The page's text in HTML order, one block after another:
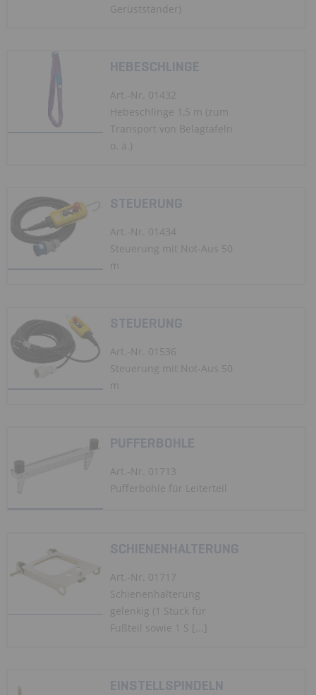
Gerüstständer)
HEBESCHLINGE
Art.-Nr. 01432
Hebeschlinge 1,5 m (zum
Transport von Belagtafeln
o. ä.)
STEUERUNG
Art.-Nr. 01434
Steuerung mit Not-Aus 50
m
STEUERUNG
Art.-Nr. 01536
Steuerung mit Not-Aus 50
m
PUFFERBOHLE
Art.-Nr. 01713
Pufferbohle für Leiterteil
SCHIENENHALTERUNG
Art.-Nr. 01717
Schienenhalterung
gelenkig (1 Stück für
Fußteil sowie 1 S [...]
EINSTELLSPINDELN